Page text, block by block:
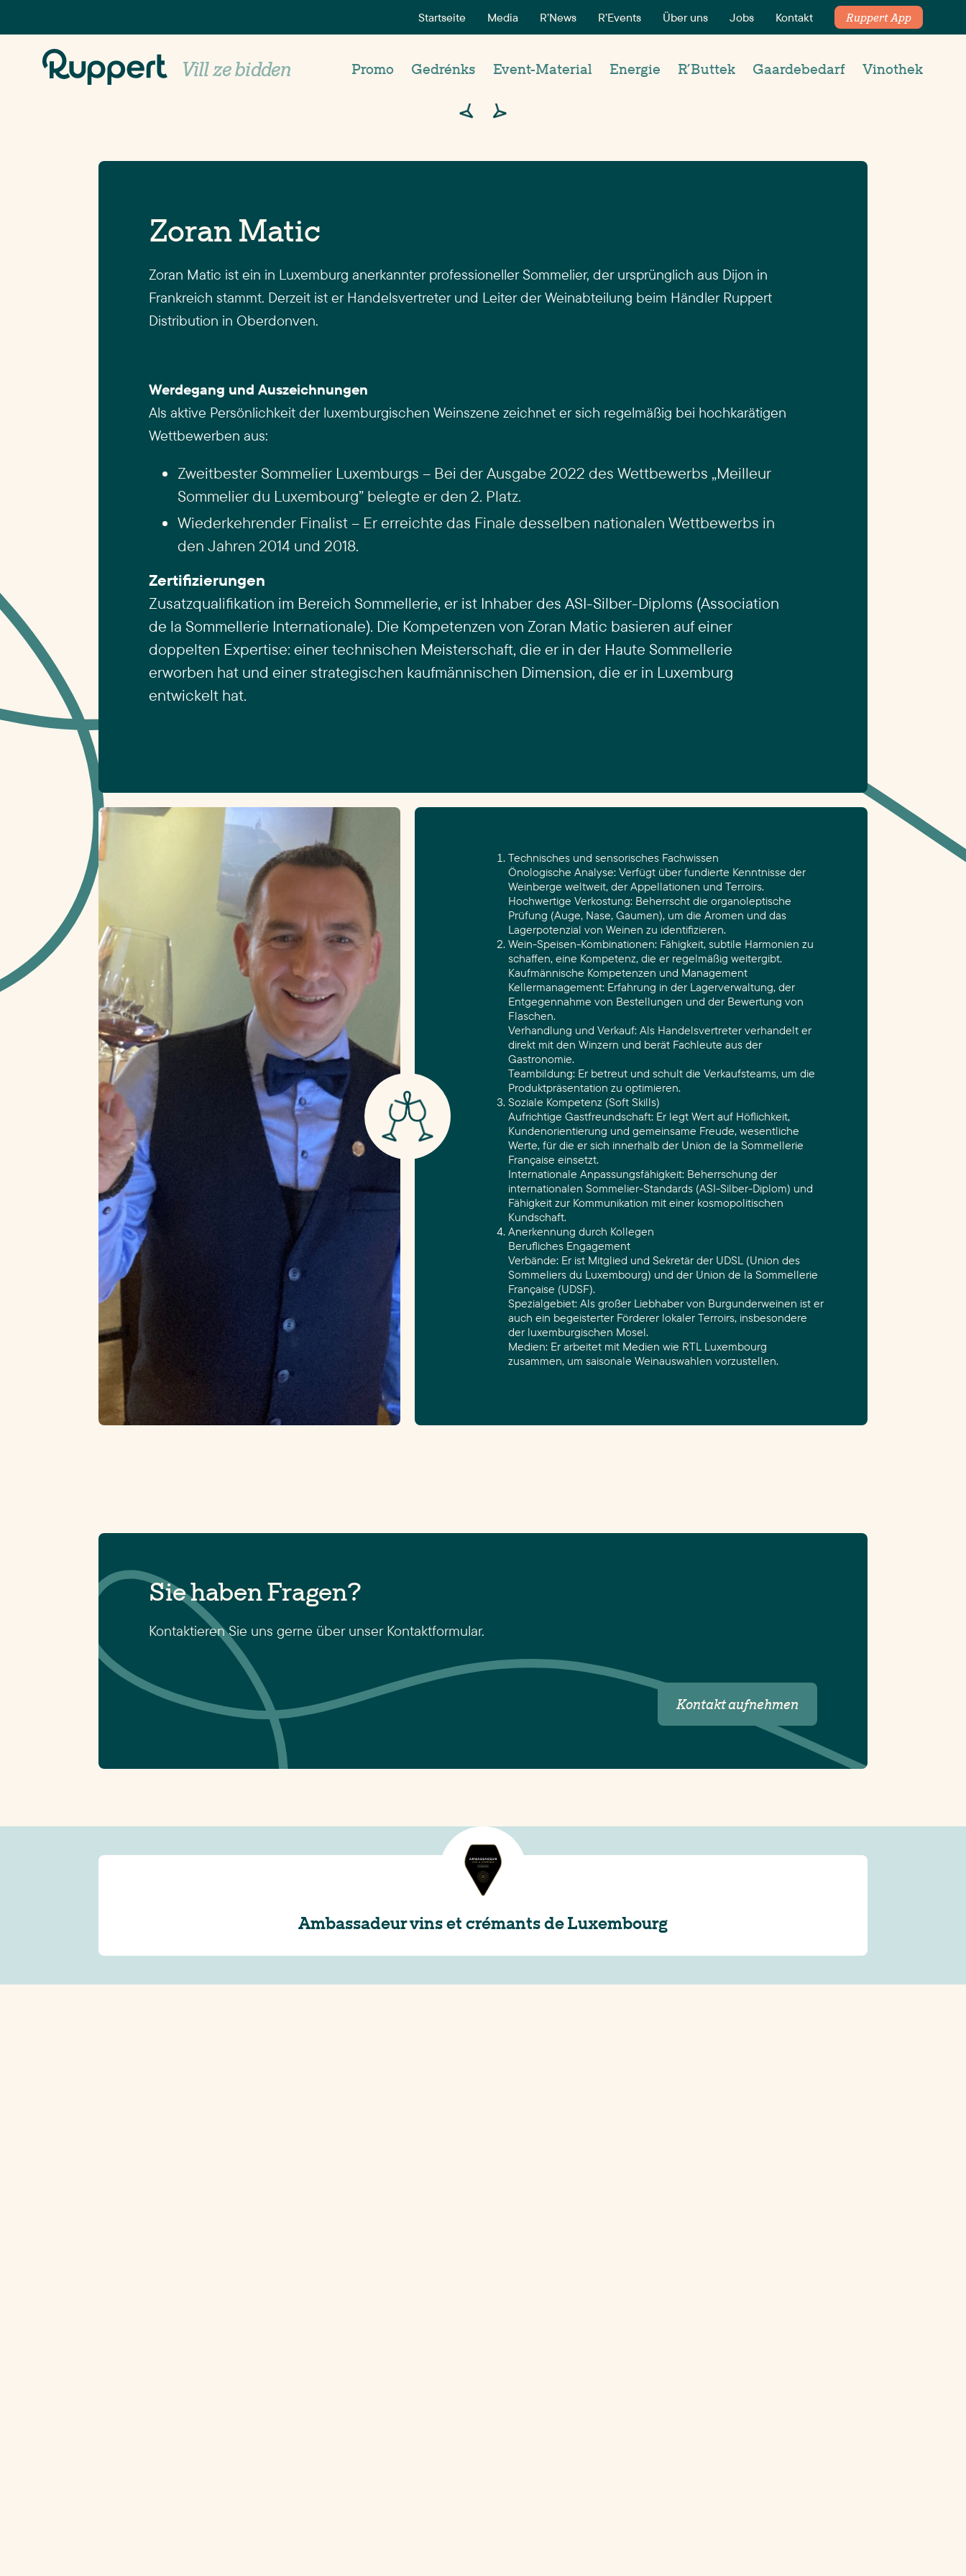
Startseite Media R’News R’Events Über uns Jobs Kontakt Ruppert App
Vill ze bidden Promo Gedrénks Event-Material Energie R’Buttek Gaardebedarf Vinothek
Zoran Matic
Zoran Matic
Zoran Matic ist ein in Luxemburg anerkannter professioneller Sommelier, der ursprünglich aus Dijon in
Frankreich stammt. Derzeit ist er Handelsvertreter und Leiter der Weinabteilung beim Händler Ruppert
Distribution in Oberdonven.
Werdegang und Auszeichnungen
Als aktive Persönlichkeit der luxemburgischen Weinszene zeichnet er sich regelmäßig bei hochkarätigen
Wettbewerben aus:
Zweitbester Sommelier Luxemburgs – Bei der Ausgabe 2022 des Wettbewerbs „Meilleur
Sommelier du Luxembourg” belegte er den 2. Platz.
Wiederkehrender Finalist – Er erreichte das Finale desselben nationalen Wettbewerbs in
den Jahren 2014 und 2018.
Zertifizierungen
Zusatzqualifikation im Bereich Sommellerie, er ist Inhaber des ASI-Silber-Diploms (Association
de la Sommellerie Internationale). Die Kompetenzen von Zoran Matic basieren auf einer
doppelten Expertise: einer technischen Meisterschaft, die er in der Haute Sommellerie
erworben hat und einer strategischen kaufmännischen Dimension, die er in Luxemburg
entwickelt hat.
Technisches und sensorisches Fachwissen
Önologische Analyse: Verfügt über fundierte Kenntnisse der
Weinberge weltweit, der Appellationen und Terroirs.
Hochwertige Verkostung: Beherrscht die organoleptische
Prüfung (Auge, Nase, Gaumen), um die Aromen und das
Lagerpotenzial von Weinen zu identifizieren.
Wein-Speisen-Kombinationen: Fähigkeit, subtile Harmonien zu
schaffen, eine Kompetenz, die er regelmäßig weitergibt.
Kaufmännische Kompetenzen und Management
Kellermanagement: Erfahrung in der Lagerverwaltung, der
Entgegennahme von Bestellungen und der Bewertung von
Flaschen.
Verhandlung und Verkauf: Als Handelsvertreter verhandelt er
direkt mit den Winzern und berät Fachleute aus der
Gastronomie.
Teambildung: Er betreut und schult die Verkaufsteams, um die
Produktpräsentation zu optimieren.
Soziale Kompetenz (Soft Skills)
Aufrichtige Gastfreundschaft: Er legt Wert auf Höflichkeit,
Kundenorientierung und gemeinsame Freude, wesentliche
Werte, für die er sich innerhalb der Union de la Sommellerie
Française einsetzt.
Internationale Anpassungsfähigkeit: Beherrschung der
internationalen Sommelier-Standards (ASI-Silber-Diplom) und
Fähigkeit zur Kommunikation mit einer kosmopolitischen
Kundschaft.
Anerkennung durch Kollegen
Berufliches Engagement
Verbände: Er ist Mitglied und Sekretär der UDSL (Union des
Sommeliers du Luxembourg) und der Union de la Sommellerie
Française (UDSF).
Spezialgebiet: Als großer Liebhaber von Burgunderweinen ist er
auch ein begeisterter Förderer lokaler Terroirs, insbesondere
der luxemburgischen Mosel.
Medien: Er arbeitet mit Medien wie RTL Luxembourg
zusammen, um saisonale Weinauswahlen vorzustellen.
Sie haben Fragen?
Kontaktieren Sie uns gerne über unser Kontaktformular.
Kontakt aufnehmen
Ambassadeur vins et crémants de Luxembourg